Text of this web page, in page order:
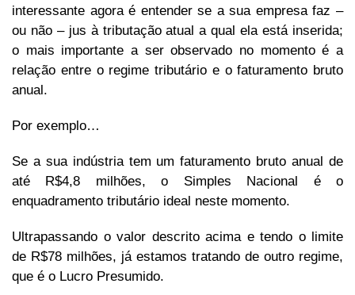
interessante agora é entender se a sua empresa faz –
ou não – jus à tributação atual a qual ela está inserida;
o mais importante a ser observado no momento é a
relação entre o regime tributário e o faturamento bruto
anual.
Por exemplo…
Se a sua indústria tem um faturamento bruto anual de
até R$4,8 milhões, o Simples Nacional é o
enquadramento tributário ideal neste momento.
Ultrapassando o valor descrito acima e tendo o limite
de R$78 milhões, já estamos tratando de outro regime,
que é o Lucro Presumido.